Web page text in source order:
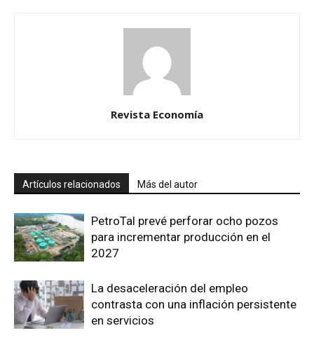
Revista Economía
Artículos relacionados Más del autor
PetroTal prevé perforar ocho pozos
para incrementar producción en el
2027
La desaceleración del empleo
contrasta con una inflación persistente
en servicios